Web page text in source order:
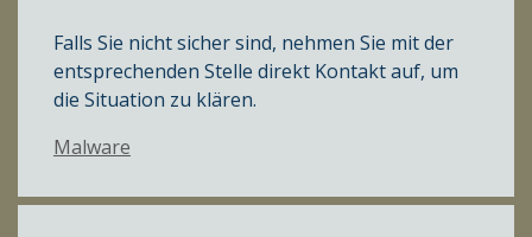
Falls Sie nicht sicher sind, nehmen Sie mit der
entsprechenden Stelle direkt Kontakt auf, um
die Situation zu klären.
Kategorien
Malware